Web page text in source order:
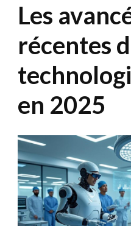
Les
récentes
en 2025